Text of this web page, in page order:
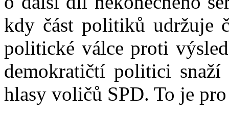
kdy část politiků udržuje
politické válce proti
demokratičtí politici snaží
hlasy voličů SPD. To je